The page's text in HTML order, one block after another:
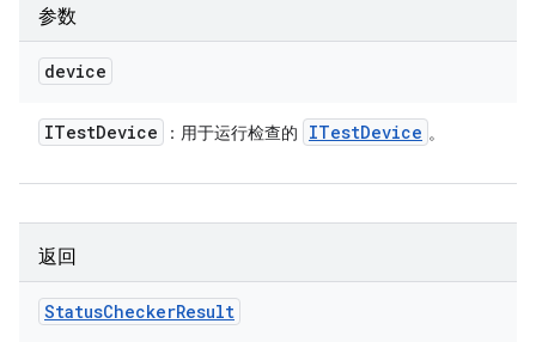
参数
device
ITestDevice ：用于运行检查的 ITestDevice 。
返回
StatusCheckerResult